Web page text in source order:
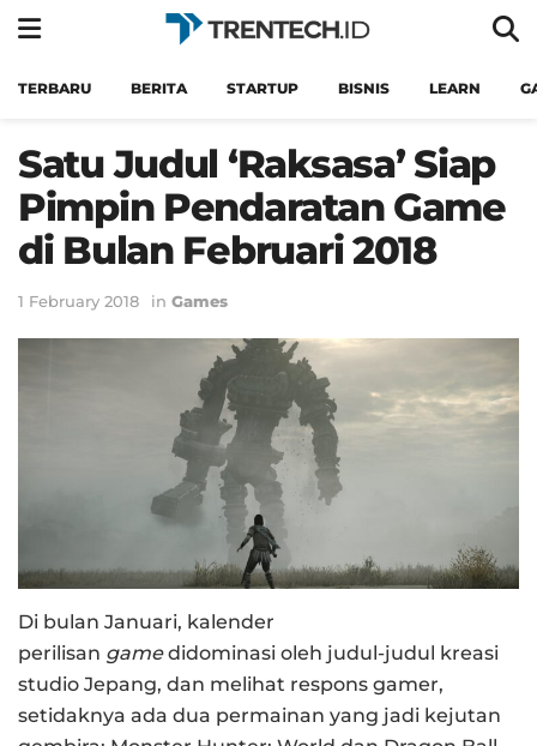
TERBARU BERITA STARTUP BISNIS LEARN
Satu Judul ‘Raksasa’ Siap
Pimpin Pendaratan Game
di Bulan Februari 2018
1 February 2018 in Games
Di bulan Januari, kalender
perilisan gamedidominasi oleh judul-judul kreasi
studio Jepang, dan melihat respons gamer,
setidaknya ada dua permainan yang jadi kejutan